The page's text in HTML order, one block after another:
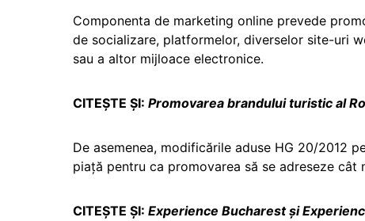
Componenta de marketing online prevede
de socializare, platformelor, diverselor site-uri
sau a altor mijloace electronice.
CITEȘTE ȘI: Promovarea brandului turistic al
De asemenea, modificările aduse HG 20/2012
piaţă pentru ca promovarea să se adreseze cât
CITEȘTE ȘI: Experience Bucharest și